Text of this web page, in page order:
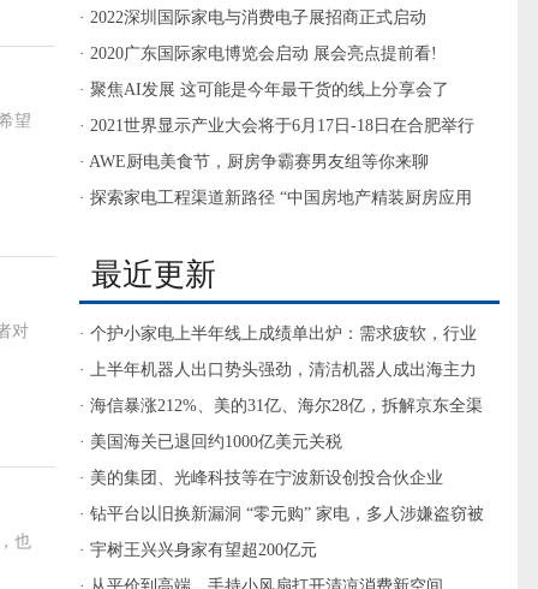
望
对
也
· 2022深圳国际家电与消费电子展招商正式启动
· 2020广东国际家电博览会启动 展会亮点提前看!
· 聚焦AI发展 这可能是今年最干货的线上分享会了
· 2021世界显示产业大会将于6月17日-18日在合肥举行
· AWE厨电美食节，厨房争霸赛男友组等你来聊
· 探索家电工程渠道新路径 “中国房地产精装厨房应用
最近更新
· 个护小家电上半年线上成绩单出炉：需求疲软，行业
转向深耕价值
· 上半年机器人出口势头强劲，清洁机器人成出海主力
· 海信暴涨212%、美的31亿、海尔28亿，拆解京东全渠
道超品日如何拉动家电超头“逆势增长”
· 美国海关已退回约1000亿美元关税
· 美的集团、光峰科技等在宁波新设创投合伙企业
· 钻平台以旧换新漏洞 “零元购” 家电，多人涉嫌盗窃被
查处
· 宇树王兴兴身家有望超200亿元